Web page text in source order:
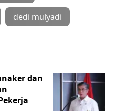
dedi mulyadi
dan